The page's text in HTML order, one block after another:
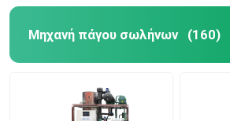
Μηχανή πάγου σωλήνων (160)